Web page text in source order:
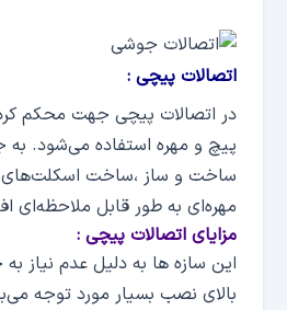
اتصالات پیچی :
در اتصالات پیچی جهت محکم
پیچ و مهره استفاده می‌شود.
ساخت و ساز ،ساخت اسکلت‌های
مهره‌ای به طور قابل ملاحظه‌ای
مزایای اتصالات پیچی :
این سازه ها به دلیل عدم نیاز
بالای نصب بسیار مورد توجه